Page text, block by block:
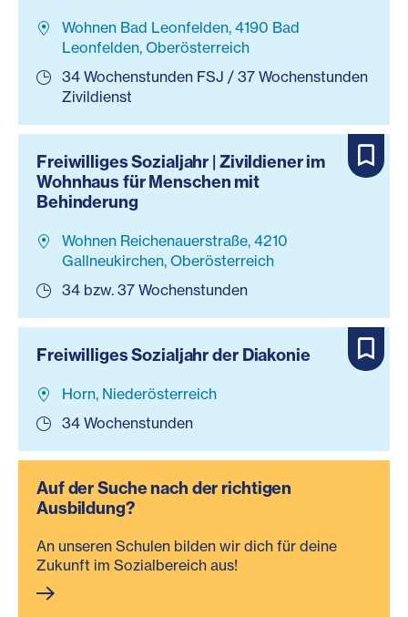
Wohnen Bad Leonfelden, 4190 Bad
Leonfelden, Oberösterreich
34 Wochenstunden FSJ / 37 Wochenstunden
Zivildienst
Freiwilliges Sozialjahr | Zivildiener im
Wohnhaus für Menschen mit
Behinderung
Wohnen Reichenauerstraße, 4210
Gallneukirchen, Oberösterreich
34 bzw. 37 Wochenstunden
Freiwilliges Sozialjahr der Diakonie
Horn, Niederösterreich
34 Wochenstunden
Auf der Suche nach der richtigen
Ausbildung?
An unseren Schulen bilden wir dich für deine
Zukunft im Sozialbereich aus!